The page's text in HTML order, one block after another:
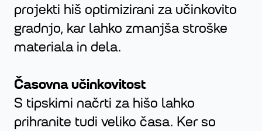
projekti hiš optimizirani za učinkovito
gradnjo, kar lahko zmanjša stroške
materiala in dela.
Časovna učinkovitost
S tipskimi načrti za hišo lahko
prihranite tudi veliko časa. Ker so